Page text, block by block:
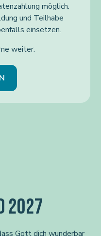
möglich.
und Teilhabe
einsetzen.
weiter.
2027
Gott dich wunderbar